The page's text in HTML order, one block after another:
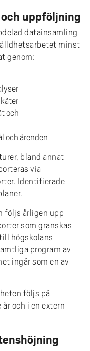
uppföljning
datainsamling
minst
genom:
och
och ärenden
bland annat
via
Identifierade
följs årligen upp
som granskas
högskolans
program av
ingår som en av
följs på
och i en extern